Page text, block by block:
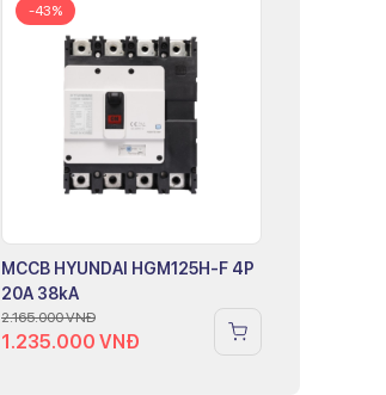
-43%
MCCB HYUNDAI HGM125H-F 4P
20A 38kA
2.165.000VNĐ
1.235.000 VNĐ